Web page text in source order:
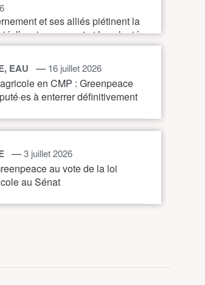
et ses alliés piétinent la
l’environnement et la volonté
EAU — 16 juillet 2026
en CMP : Greenpeace
à enterrer définitivement
—3 juillet 2026
au vote de la loi
au Sénat